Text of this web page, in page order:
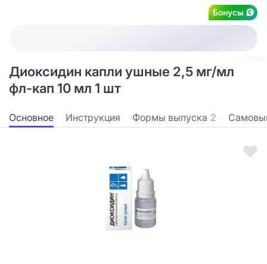
Бонусы
Диоксидин капли ушные 2,5 мг/мл
фл-кап 10 мл 1 шт
Основное Инструкция Формы выпуска 2